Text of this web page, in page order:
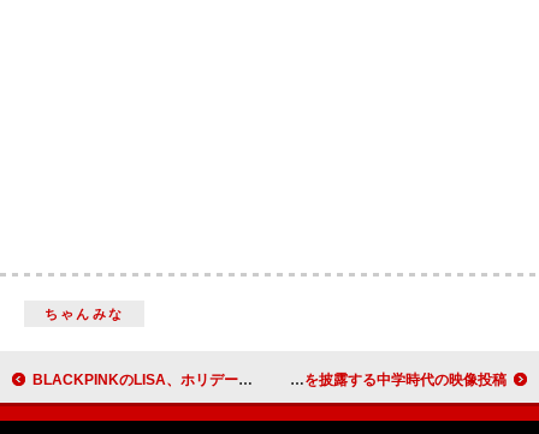
ちゃんみな
BLACKPINKのLISA、ホリデー・シーズンに向けて「Moonlit Floor (Kiss Me)」のサンタ・ベイビー・リミックス公開 タイラー・ザ・クリエイター、オマリオンの曲でダンスを披露する中学時代の映像投稿